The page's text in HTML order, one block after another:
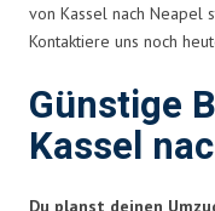
von Kassel nach Neapel
Kontaktiere uns noch
Günstige
Kassel
Du planst deinen